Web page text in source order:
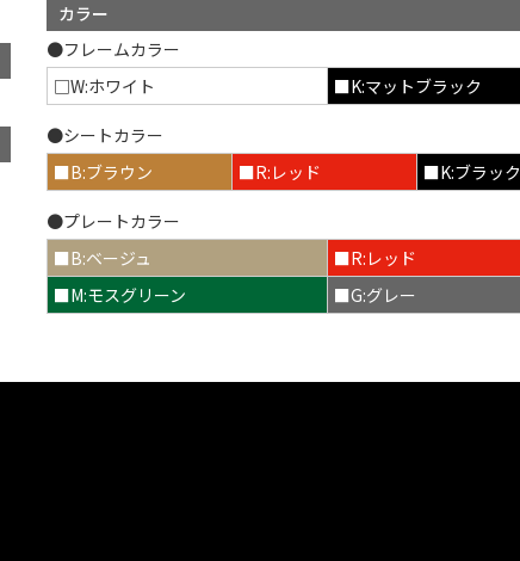
カラー
●フレームカラー
□W:ホワイト
■K:マットブラック
●シートカラー
■B:ブラウン
■R:レッド ■K:ブラック
●プレートカラー
■B:ベージュ
■R:レッド
■M:モスグリーン
■G:グレー